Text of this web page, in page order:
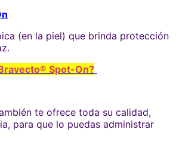
(en la piel) que brinda protección
Spot-On?
te ofrece toda su calidad,
para que lo puedas administrar